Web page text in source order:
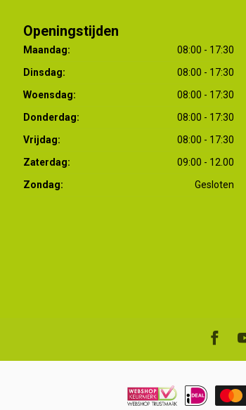
Openingstijden
Maandag:
08:00 - 17:30
Dinsdag:
08:00 - 17:30
Woensdag:
08:00 - 17:30
Donderdag:
08:00 - 17:30
Vrijdag:
08:00 - 17:30
Zaterdag:
09:00 - 12.00
Zondag:
Gesloten